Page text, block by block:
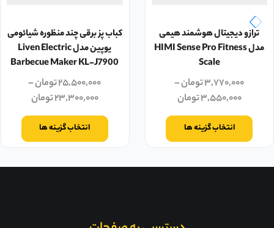
ترازو دیجیتال هوشمند هیمی
مدل HIMI Sense Pro Fitness
Scale
۳,۷۷۰,۰۰۰تومان–
۳,۵۵۰,۰۰۰تومان
انتخاب گزینه ها
کباب پز برقی چند منظوره شیائومی
یوپین مدل Liven Electric
Barbecue Maker KL-J7900
۲۵,۵۰۰,۰۰۰تومان–
۲۳,۳۰۰,۰۰۰تومان
انتخاب گزینه ها